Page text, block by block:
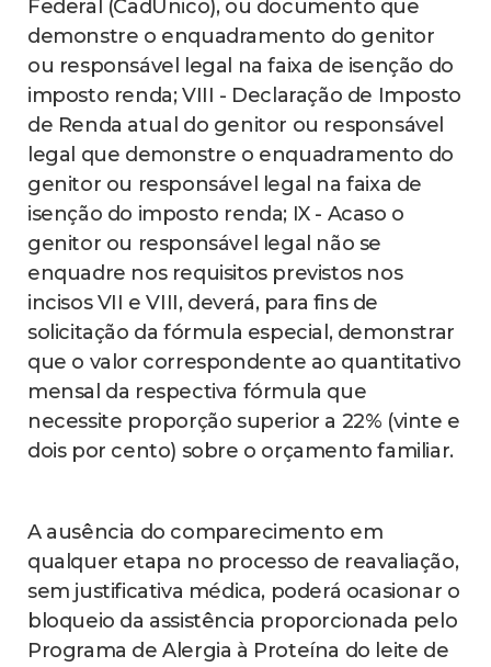
Federal (CadÚnico), ou documento que
demonstre o enquadramento do genitor
ou responsável legal na faixa de isenção do
imposto renda; VIII - Declaração de Imposto
de Renda atual do genitor ou responsável
legal que demonstre o enquadramento do
genitor ou responsável legal na faixa de
isenção do imposto renda; IX - Acaso o
genitor ou responsável legal não se
enquadre nos requisitos previstos nos
incisos VII e VIII, deverá, para fins de
solicitação da fórmula especial, demonstrar
que o valor correspondente ao quantitativo
mensal da respectiva fórmula que
necessite proporção superior a 22% (vinte e
dois por cento) sobre o orçamento familiar.
A ausência do comparecimento em
qualquer etapa no processo de reavaliação,
sem justificativa médica, poderá ocasionar o
bloqueio da assistência proporcionada pelo
Programa de Alergia à Proteína do leite de